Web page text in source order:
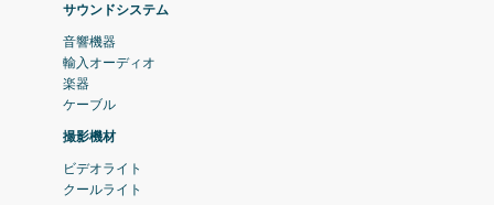
サウンドシステム
音響機器
輸入オーディオ
楽器
ケーブル
撮影機材
ビデオライト
クールライト